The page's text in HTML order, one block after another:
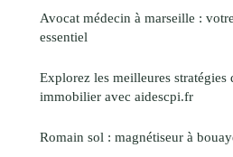
Avocat médecin à marseille :
essentiel
Explorez les meilleures stratégies
immobilier avec aidescpi.fr
Romain sol : magnétiseur à